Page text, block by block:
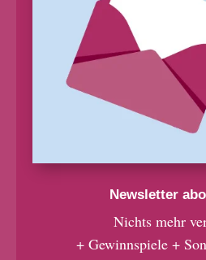
Newsletter
Nichts mehr
+ Gewinnspiele +